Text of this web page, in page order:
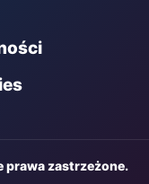
prawa zastrzeżone.